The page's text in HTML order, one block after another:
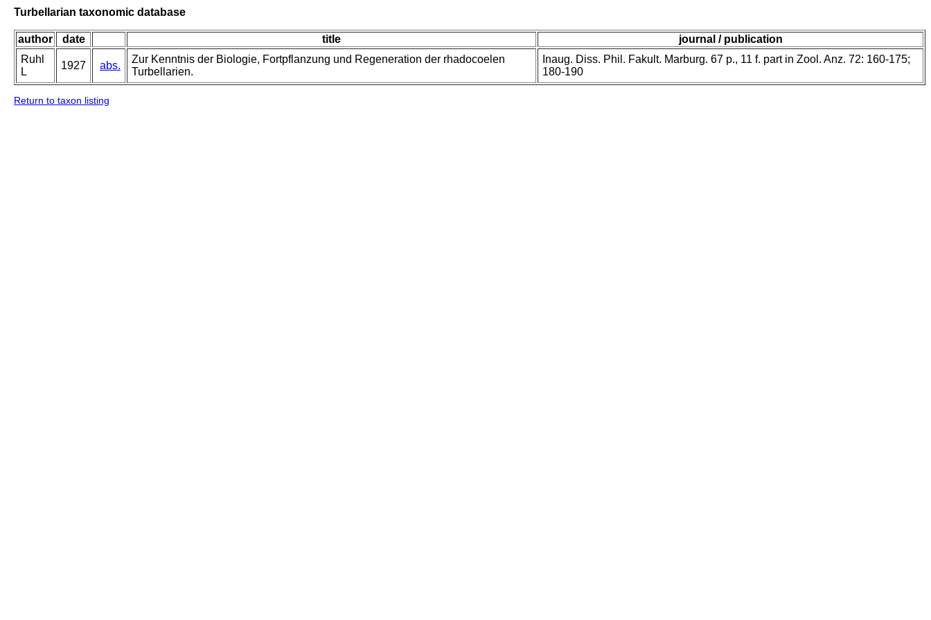
Turbellarian taxonomic database
author date title
journal / publication
Ruhl
L
1927 abs.
Zur Kenntnis der Biologie, Fortpflanzung und Regeneration der rhadocoelen
Turbellarien.
Inaug. Diss. Phil. Fakult. Marburg. 67 p., 11 f. part in Zool. Anz. 72: 160-175;
180-190
Return to taxon listing